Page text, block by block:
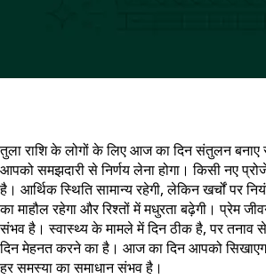
तुला राशि के लोगों के लिए आज का दिन संतुलन बनाए
आपको समझदारी से निर्णय लेना होगा। किसी नए
है। आर्थिक स्थिति सामान्य रहेगी, लेकिन खर्चों पर
का माहौल रहेगा और रिश्तों में मधुरता बढ़ेगी। प्रेम
संभव है। स्वास्थ्य के मामले में दिन ठीक है, पर तनाव से
दिन मेहनत करने का है। आज का दिन आपको
हर समस्या का समाधान संभव है।